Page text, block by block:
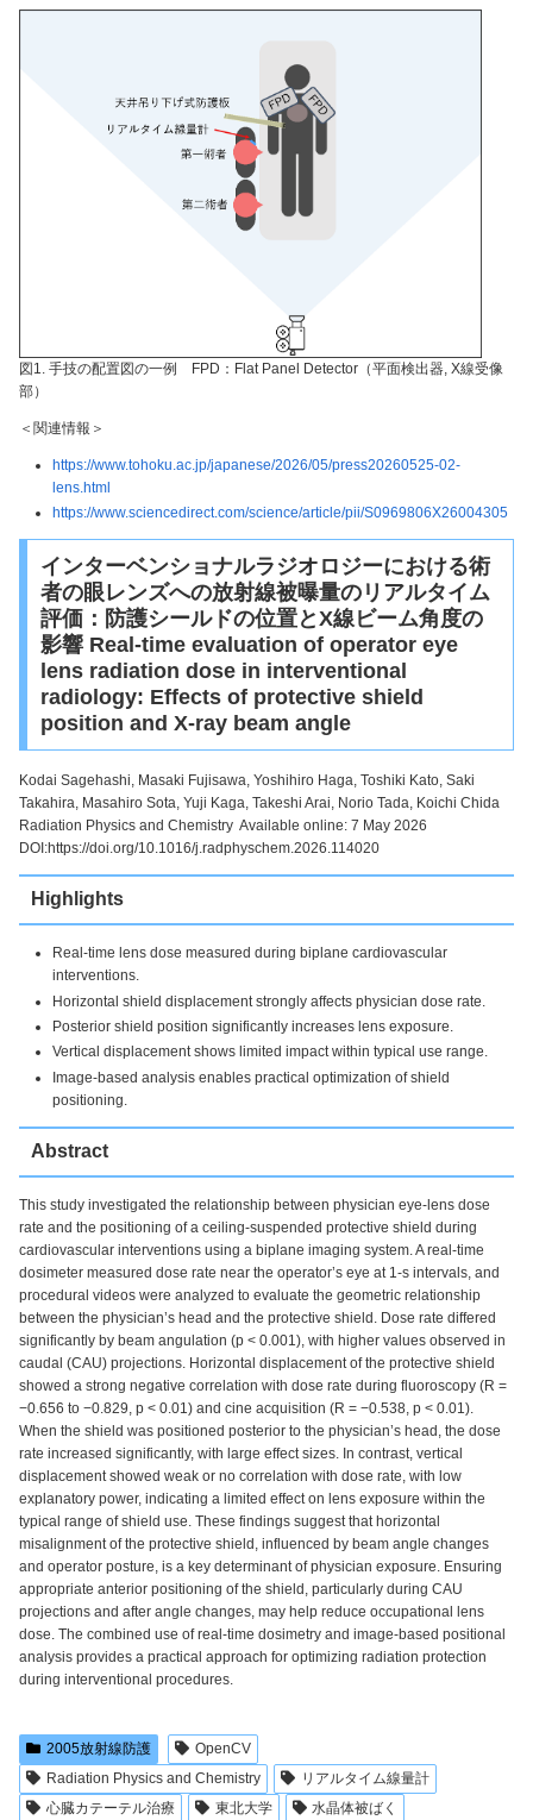
図1. 手技の配置図の一例 FPD：Flat Panel Detector（平面検出器, X線受像
部）
＜関連情報＞
https://www.tohoku.ac.jp/japanese/2026/05/press20260525-02-
lens.html
https://www.sciencedirect.com/science/article/pii/S0969806X26004305
インターベンショナルラジオロジーにおける術
者の眼レンズへの放射線被曝量のリアルタイム
評価：防護シールドの位置とX線ビーム角度の
影響 Real-time evaluation of operator eye
lens radiation dose in interventional
radiology: Effects of protective shield
position and X-ray beam angle
Kodai Sagehashi, Masaki Fujisawa, Yoshihiro Haga, Toshiki Kato, Saki
Takahira, Masahiro Sota, Yuji Kaga, Takeshi Arai, Norio Tada, Koichi Chida
Radiation Physics and Chemistry Available online: 7 May 2026
DOI:https://doi.org/10.1016/j.radphyschem.2026.114020
Highlights
Real-time lens dose measured during biplane cardiovascular
interventions.
Horizontal shield displacement strongly affects physician dose rate.
Posterior shield position significantly increases lens exposure.
Vertical displacement shows limited impact within typical use range.
Image-based analysis enables practical optimization of shield
positioning.
Abstract
This study investigated the relationship between physician eye-lens dose
rate and the positioning of a ceiling-suspended protective shield during
cardiovascular interventions using a biplane imaging system. A real-time
dosimeter measured dose rate near the operator’s eye at 1-s intervals, and
procedural videos were analyzed to evaluate the geometric relationship
between the physician’s head and the protective shield. Dose rate differed
significantly by beam angulation (p < 0.001), with higher values observed in
caudal (CAU) projections. Horizontal displacement of the protective shield
showed a strong negative correlation with dose rate during fluoroscopy (R =
−0.656 to −0.829, p < 0.01) and cine acquisition (R = −0.538, p < 0.01).
When the shield was positioned posterior to the physician’s head, the dose
rate increased significantly, with large effect sizes. In contrast, vertical
displacement showed weak or no correlation with dose rate, with low
explanatory power, indicating a limited effect on lens exposure within the
typical range of shield use. These findings suggest that horizontal
misalignment of the protective shield, influenced by beam angle changes
and operator posture, is a key determinant of physician exposure. Ensuring
appropriate anterior positioning of the shield, particularly during CAU
projections and after angle changes, may help reduce occupational lens
dose. The combined use of real-time dosimetry and image-based positional
analysis provides a practical approach for optimizing radiation protection
during interventional procedures.
2005放射線防護
OpenCV
Radiation Physics and Chemistry
リアルタイム線量計
心臓カテーテル治療
東北大学 水晶体被ばく